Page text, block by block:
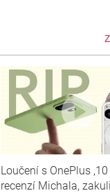
Loučení s OnePlus
recenzí Michala,